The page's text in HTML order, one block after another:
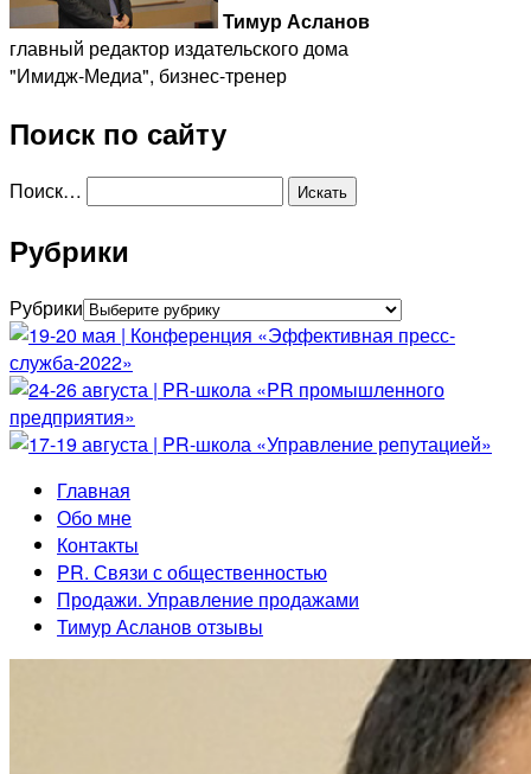
Тимур Асланов
главный редактор издательского дома
"Имидж-Медиа", бизнес-тренер
Поиск по сайту
Поиск…
Рубрики
Рубрики
Главная
Обо мне
Контакты
PR. Связи с общественностью
Продажи. Управление продажами
Тимур Асланов отзывы